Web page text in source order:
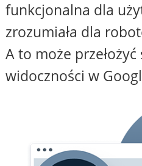
funkcjonalna dla
zrozumiała dla
A to może
widoczności w